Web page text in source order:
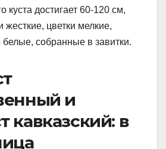
куста достигает 60-120 см,
жесткие, цветки мелкие,
собранные в завитки.
и
кавказский: в